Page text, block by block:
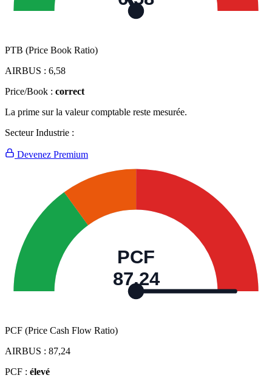
PTB (Price Book Ratio)
AIRBUS : 6,58
Price/Book : correct
La prime sur la valeur comptable reste mesurée.
Secteur Industrie :
Devenez Premium
PCF
87,24
PCF (Price Cash Flow Ratio)
AIRBUS : 87,24
PCF : élevé